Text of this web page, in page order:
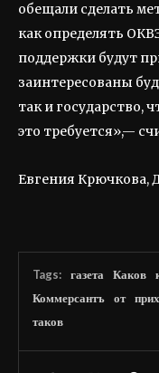
обещали сделать
как определять
поддержки будут
заинтересованы
так и государство,
это требуется»,—
Евгения Крючкова,
Tags: газета Каков
Коммерсантъ
от
таков